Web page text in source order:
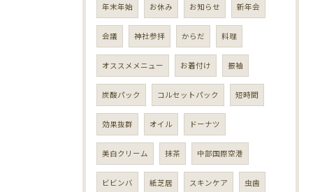
年末年始 お休み お知らせ 新年会
会議 神社参拝 からだ 料理
オススメメニュー お着付け 振袖
炭酸パック コルセットパック 短時間
効果抜群 オイル ドーナツ
美白クリーム 抹茶 中部国際空港
ビビンバ 紙芝居 スキンケア 虫歯